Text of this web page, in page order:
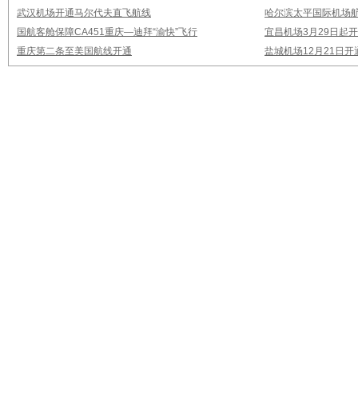
武汉机场开通马尔代夫直飞航线
哈尔滨太平国际机场
国航客舱保障CA451重庆—迪拜“渝快”飞行
宜昌机场3月29日起
重庆第二条至美国航线开通
盐城机场12月21日开